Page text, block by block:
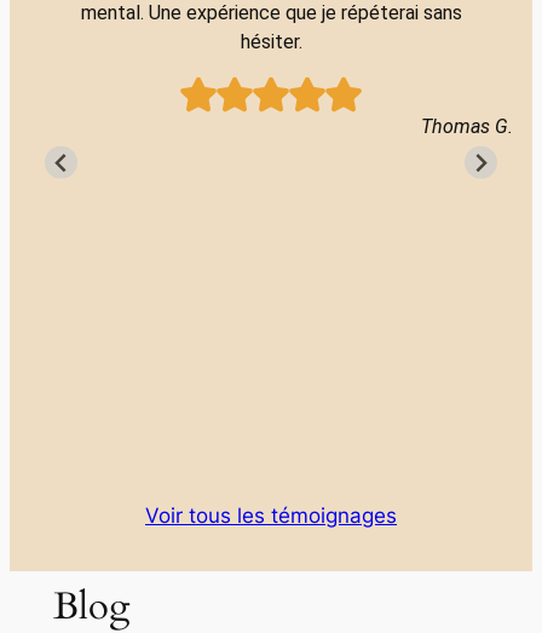
mental. Une expérience que je répéterai sans
hésiter.
Thomas G.
Voir tous les témoignages
Blog